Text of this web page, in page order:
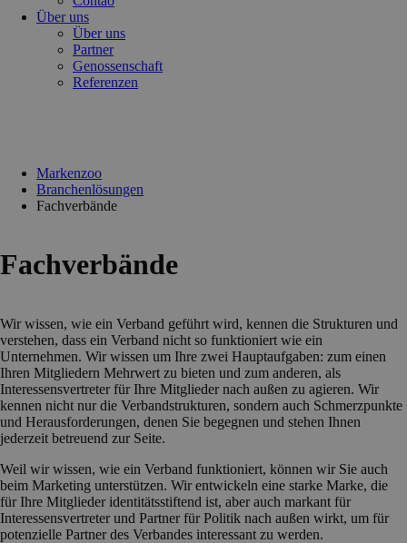
Über uns
Über uns
Partner
Genossenschaft
Referenzen
Markenzoo
Branchenlösungen
Fachverbände
Fachverbände
Wir wissen, wie ein Verband geführt wird, kennen die Strukturen und
verstehen, dass ein Verband nicht so funktioniert wie ein
Unternehmen. Wir wissen um Ihre zwei Hauptaufgaben: zum einen
Ihren Mitgliedern Mehrwert zu bieten und zum anderen, als
Interessensvertreter für Ihre Mitglieder nach außen zu agieren. Wir
kennen nicht nur die Verbandstrukturen, sondern auch Schmerzpunkte
und Herausforderungen, denen Sie begegnen und stehen Ihnen
jederzeit betreuend zur Seite.
Weil wir wissen, wie ein Verband funktioniert, können wir Sie auch
beim Marketing unterstützen. Wir entwickeln eine starke Marke, die
für Ihre Mitglieder identitätsstiftend ist, aber auch markant für
Interessensvertreter und Partner für Politik nach außen wirkt, um für
potenzielle Partner des Verbandes interessant zu werden.